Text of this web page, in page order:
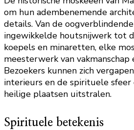
om hun adembenemende
details. Van de
ingewikkelde houtsnijwerk tot
koepels en minaretten, elke
meesterwerk van vakmanschap
Bezoekers kunnen zich
interieurs en de spirituele sfeer
heilige plaatsen uitstralen.
Spirituele betekenis